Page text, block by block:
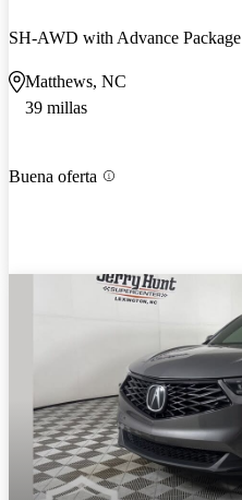
SH-AWD with Advance Package
Matthews, NC
39 millas
Buena oferta